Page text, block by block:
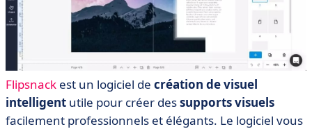
Flipsnack est un logiciel de création de visuel
intelligent utile pour créer dessupports visuels
facilement professionnels et élégants. Le logiciel vous